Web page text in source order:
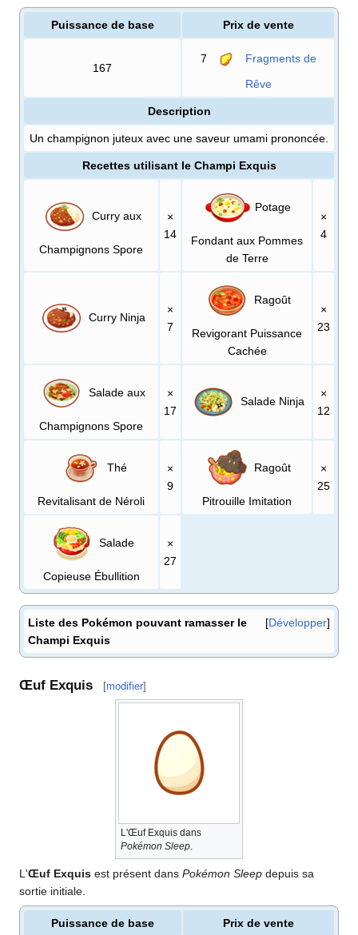
Puissance de base Prix de vente
167
7 Fragments de
Rêve
Description
Un champignon juteux avec une saveur umami prononcée.
Recettes utilisant le Champi Exquis
Curry aux
Champignons Spore
×
14
Potage
Fondant aux Pommes
de Terre
×
4
Curry Ninja
×
7
Ragoût
Revigorant Puissance
Cachée
×
23
Salade aux
Champignons Spore
×
17
Salade Ninja
×
12
Thé
Revitalisant de Néroli
×
9
Ragoût
Pitrouille Imitation
×
25
Salade
Copieuse Ébullition
×
27
Développer
Liste des Pokémon pouvant ramasser le
Champi Exquis
Œuf Exquis [modifier]
L'Œuf Exquis dans
Pokémon Sleep.
L'Œuf Exquis est présent dans Pokémon Sleep depuis sa
sortie initiale.
Puissance de base Prix de vente